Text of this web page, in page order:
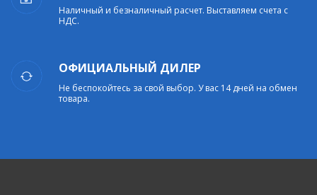
Наличный и безналичный расчет. Выставляем счета с
НДС.
ОФИЦИАЛЬНЫЙ ДИЛЕР
Не беспокойтесь за свой выбор. У вас 14 дней на обмен
товара.